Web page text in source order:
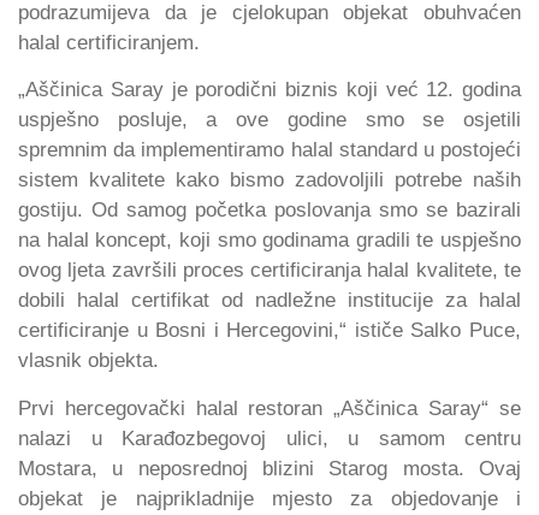
podrazumijeva da je cjelokupan objekat obuhvaćen
halal certificiranjem.
„Aščinica Saray je porodični biznis koji već 12. godina
uspješno posluje, a ove godine smo se osjetili
spremnim da implementiramo halal standard u postojeći
sistem kvalitete kako bismo zadovoljili potrebe naših
gostiju. Od samog početka poslovanja smo se bazirali
na halal koncept, koji smo godinama gradili te uspješno
ovog ljeta završili proces certificiranja halal kvalitete, te
dobili halal certifikat od nadležne institucije za halal
certificiranje u Bosni i Hercegovini,“ ističe Salko Puce,
vlasnik objekta.
Prvi hercegovački halal restoran „Aščinica Saray“ se
nalazi u Karađozbegovoj ulici, u samom centru
Mostara, u neposrednoj blizini Starog mosta. Ovaj
objekat je najprikladnije mjesto za objedovanje i